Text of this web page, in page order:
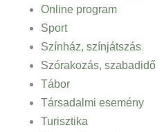
Online program
Sport
Színház, színjátszás
Szórakozás, szabadidő
Tábor
Társadalmi esemény
Turisztika